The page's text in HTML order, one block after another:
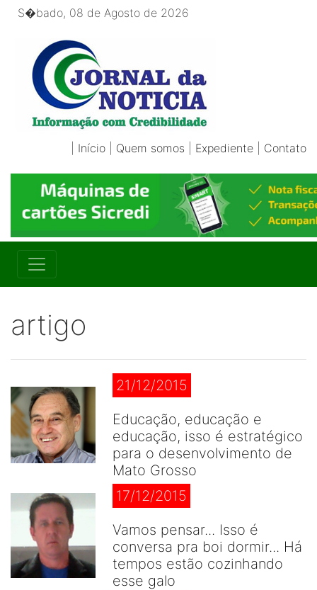
S�bado, 08 de Agosto de 2026
Início Quem somos Expediente Contato
artigo
21/12/2015
Educação, educação e
educação, isso é estratégico
para o desenvolvimento de
Mato Grosso
17/12/2015
Vamos pensar... Isso é
conversa pra boi dormir... Há
tempos estão cozinhando
esse galo